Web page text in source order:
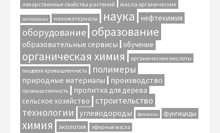
лекарственные свойства растений масла органические
материалы наноматериалы наука нефтехимия
оборудование образование
образовательные сервисы обучение
органическая химия органические кислоты
пищевая промышленность полимеры
природные материалы производство
промышленность
пропитка для дерева
сельское хозяйство
строительство
технологии углеводороды финансы фунгициды
химия экология эфирные масла